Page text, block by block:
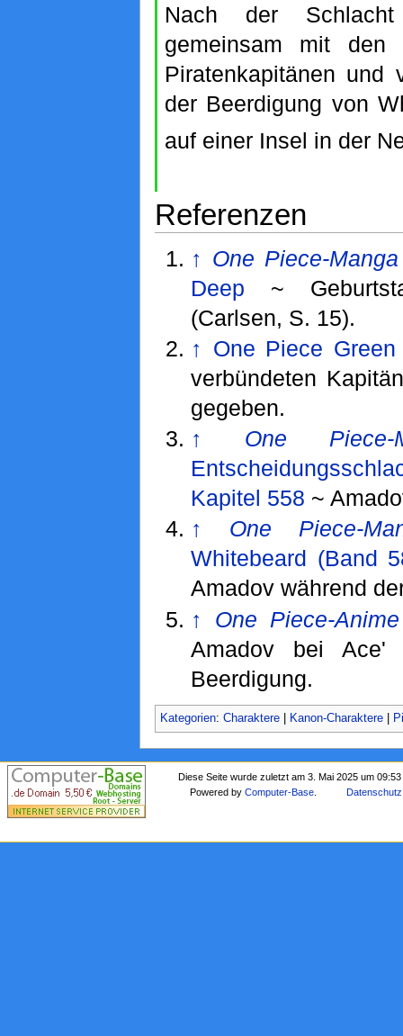
Nach der
gemeinsam mit den
Piratenkapitänen und
der Beerdigung von
auf einer Insel in der
Referenzen
↑ One Piece-Manga
Deep ~
(Carlsen, S. 15).
↑ One Piece Green
verbündeten
gegeben.
↑
One Piece-
Kapitel 558 ~
↑
One Piece-
Whitebeard (Band
Amadov während
↑
One Piece-Anime
Amadov bei Ace'
Beerdigung.
Kategorien: Charaktere| Kanon-Charaktere|
Diese Seite wurde zuletzt am 3. Mai 2025 um
Powered byComputer-Base Datenschutz